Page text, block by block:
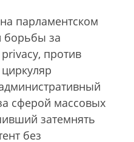
парламентском
борьбы за
против
сферой массовых
затемнять
без